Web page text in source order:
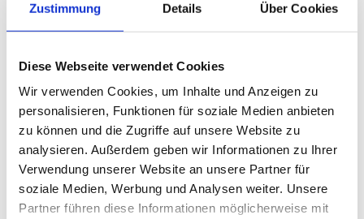
Zustimmung Details Über Cookies
Diese Webseite verwendet Cookies
Wir verwenden Cookies, um Inhalte und Anzeigen zu
personalisieren, Funktionen für soziale Medien anbieten
zu können und die Zugriffe auf unsere Website zu
analysieren. Außerdem geben wir Informationen zu Ihrer
Verwendung unserer Website an unsere Partner für
soziale Medien, Werbung und Analysen weiter. Unsere
Partner führen diese Informationen möglicherweise mit